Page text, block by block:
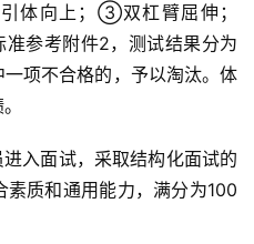
向上；③双杠臂屈伸；
参考附件2，测试结果分为
项不合格的，予以淘汰。体
入面试，采取结构化面试的
质和通用能力，满分为100